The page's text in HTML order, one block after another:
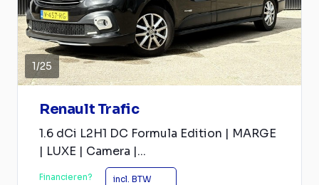
1/25
Renault Trafic
1.6 dCi L2H1 DC Formula Edition | MARGE
| LUXE | Camera |...
Financieren? incl. BTW